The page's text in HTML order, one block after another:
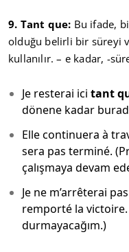
9. Tant que: Bu ifade,
olduğu belirli bir süreyi
kullanılır. – e kadar, -
Je resterai ici tant
dönene kadar
Elle continuera à
sera pas terminé.
çalışmaya devam
Je ne m’arrêterai pas
remporté la
durmayacağım.)